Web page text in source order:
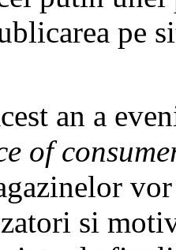
pe
an a
of
si